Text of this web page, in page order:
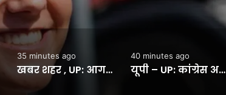
35 minutes ago
खबर शहर , UP: आगरा से सपा का चुनावी शंखनाद, सपा प्रदेश अध्यक्ष बोले- 2027 में पीडीए लिखेगा नई सियासी कहानी – INA
40 minutes ago
यूपी – UP: कांग्रेस अध्यक्ष बोले- भाजपा चाहे जितनी रुकावटें पैदा करे, हर हाल में होगा “छात्रों की गूंज” कार्यक्रम – INA